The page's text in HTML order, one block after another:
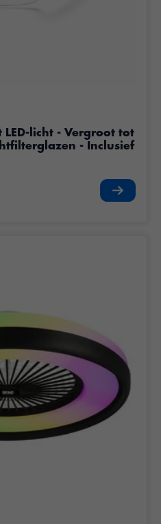
licht - Vergroot tot
- Inclusief